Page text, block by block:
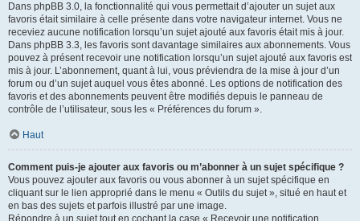
Dans phpBB 3.0, la fonctionnalité qui vous permettait d’ajouter un sujet aux
favoris était similaire à celle présente dans votre navigateur internet. Vous ne
receviez aucune notification lorsqu’un sujet ajouté aux favoris était mis à jour.
Dans phpBB 3.3, les favoris sont davantage similaires aux abonnements. Vous
pouvez à présent recevoir une notification lorsqu’un sujet ajouté aux favoris est
mis à jour. L’abonnement, quant à lui, vous préviendra de la mise à jour d’un
forum ou d’un sujet auquel vous êtes abonné. Les options de notification des
favoris et des abonnements peuvent être modifiés depuis le panneau de
contrôle de l’utilisateur, sous les « Préférences du forum ».
Haut
Comment puis-je ajouter aux favoris ou m’abonner à un sujet spécifique ?
Vous pouvez ajouter aux favoris ou vous abonner à un sujet spécifique en
cliquant sur le lien approprié dans le menu « Outils du sujet », situé en haut et
en bas des sujets et parfois illustré par une image.
Répondre à un sujet tout en cochant la case « Recevoir une notification